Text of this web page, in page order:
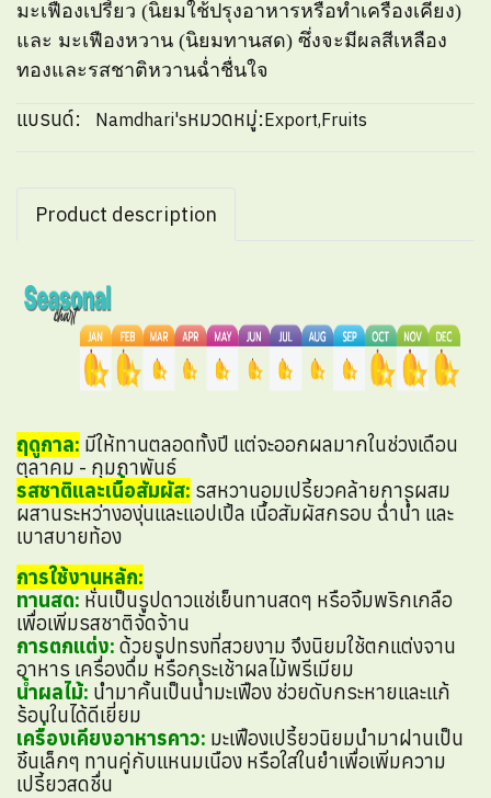
มะเฟืองเปรี้ยว (นิยมใช้ปรุงอาหารหรือทำเครื่องเคียง)
และ มะเฟืองหวาน (นิยมทานสด) ซึ่งจะมีผลสีเหลือง
ทองและรสชาติหวานฉ่ำชื่นใจ
แบรนด์: Namdhari'sหมวดหมู่:Export,Fruits
Product description
ฤดูกาล: มีให้ทานตลอดทั้งปี แต่จะออกผลมากในช่วงเดือน
ตุลาคม - กุมภาพันธ์
รสชาติและเนื้อสัมผัส: รสหวานอมเปรี้ยวคล้ายการผสม
ผสานระหว่างองุ่นและแอปเปิ้ล เนื้อสัมผัสกรอบ ฉ่ำน้ำ และ
เบาสบายท้อง
การใช้งานหลัก:
ทานสด: หั่นเป็นรูปดาวแช่เย็นทานสดๆ หรือจิ้มพริกเกลือ
เพื่อเพิ่มรสชาติจัดจ้าน
การตกแต่ง: ด้วยรูปทรงที่สวยงาม จึงนิยมใช้ตกแต่งจาน
อาหาร เครื่องดื่ม หรือกระเช้าผลไม้พรีเมียม
น้ำผลไม้: นำมาคั้นเป็นน้ำมะเฟือง ช่วยดับกระหายและแก้
ร้อนในได้ดีเยี่ยม
เครื่องเคียงอาหารคาว: มะเฟืองเปรี้ยวนิยมนำมาฝานเป็น
ชิ้นเล็กๆ ทานคู่กับแหนมเนือง หรือใส่ในยำเพื่อเพิ่มความ
เปรี้ยวสดชื่น